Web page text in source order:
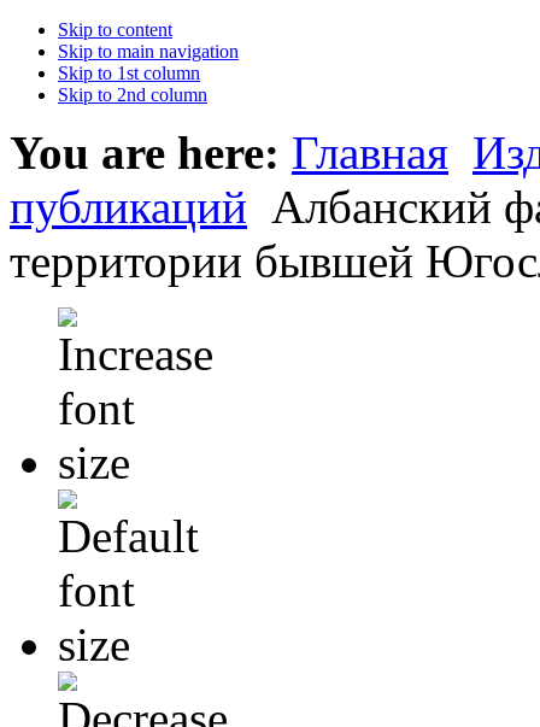
Skip to content
Skip to main navigation
Skip to 1st column
Skip to 2nd column
You are here: Главная
публикаций Албанский
территории бывшей